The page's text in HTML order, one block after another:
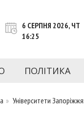
інформаційний
області на день.
6 СЕРПНЯ 2026, ЧТ
16:25
ПОЛІТИКА
» Університети